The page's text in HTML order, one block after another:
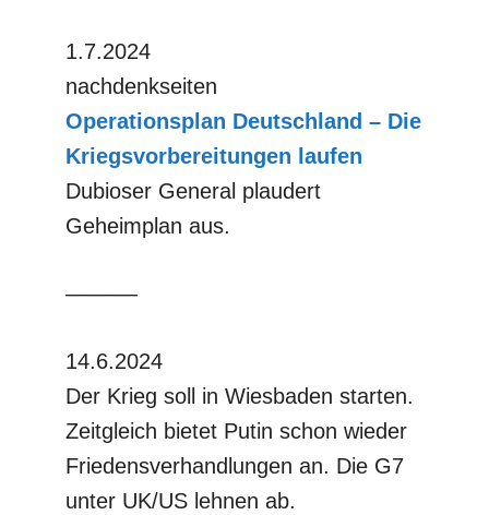
1.7.2024
nachdenkseiten
Operationsplan Deutschland – Die
Kriegsvorbereitungen laufen
Dubioser General plaudert
Geheimplan aus.
––––––
14.6.2024
Der Krieg soll in Wiesbaden starten.
Zeitgleich bietet Putin schon wieder
Friedensverhandlungen an. Die G7
unter UK/US lehnen ab.